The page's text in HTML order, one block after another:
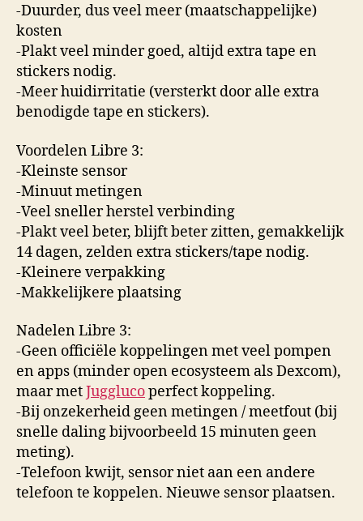
-Duurder, dus veel meer (maatschappelijke)
kosten
-Plakt veel minder goed, altijd extra tape en
stickers nodig.
-Meer huidirritatie (versterkt door alle extra
benodigde tape en stickers).
Voordelen Libre 3:
-Kleinste sensor
-Minuut metingen
-Veel sneller herstel verbinding
-Plakt veel beter, blijft beter zitten, gemakkelijk
14 dagen, zelden extra stickers/tape nodig.
-Kleinere verpakking
-Makkelijkere plaatsing
Nadelen Libre 3:
-Geen officiële koppelingen met veel pompen
en apps (minder open ecosysteem als Dexcom),
maar metJugglucoperfect koppeling.
-Bij onzekerheid geen metingen / meetfout (bij
snelle daling bijvoorbeeld 15 minuten geen
meting).
-Telefoon kwijt, sensor niet aan een andere
telefoon te koppelen. Nieuwe sensor plaatsen.